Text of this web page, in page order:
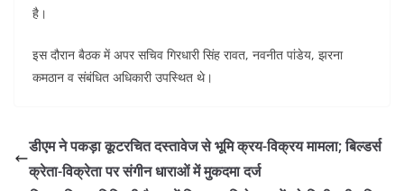
है।
इस दौरान बैठक में अपर सचिव गिरधारी सिंह रावत, नवनीत पांडेय, झरना
कमठान व संबंधित अधिकारी उपस्थित थे।
डीएम ने पकड़ा कूटरचित दस्तावेज से भूमि क्रय-विक्रय मामला; बिल्डर्स
क्रेता-विक्रेता पर संगीन धाराओं में मुकदमा दर्ज